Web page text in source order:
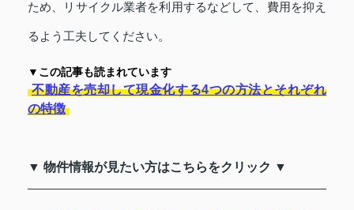
ため、リサイクル業者を利用するなどして、費用を抑え
るよう工夫してください。
▼この記事も読まれています
不動産を売却して現金化する4つの方法とそれぞれ
の特徴
▼ 物件情報が見たい方はこちらをクリック ▼